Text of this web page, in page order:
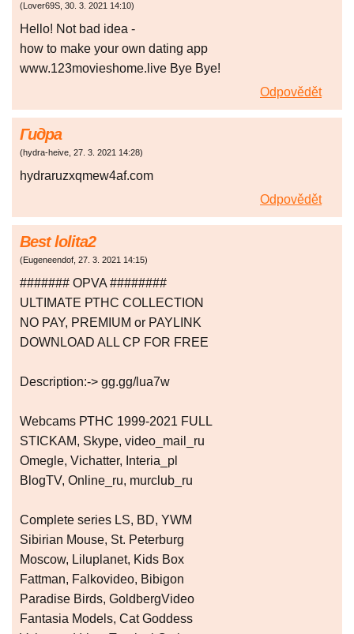
(Lover69S, 30. 3. 2021 14:10)
Hello! Not bad idea -
how to make your own dating app
www.123movieshome.live Bye Bye!
Odpovědět
Гидра
(hydra-heive, 27. 3. 2021 14:28)
hydraruzxqmew4af.com
Odpovědět
Best lolita2
(Eugeneendof, 27. 3. 2021 14:15)
####### OPVA ########
ULTIMATE РТНС COLLECTION
NO PAY, PREMIUM or PAYLINK
DOWNLOAD ALL СР FOR FREE
Description:-> gg.gg/lua7w
Webcams РТНС 1999-2021 FULL
STICKAM, Skype, video_mail_ru
Omegle, Vichatter, Interia_pl
BlogTV, Online_ru, murclub_ru
Complete series LS, BD, YWM
Sibirian Mouse, St. Peterburg
Moscow, Liluplanet, Kids Box
Fattman, Falkovideo, Bibigon
Paradise Birds, GoldbergVideo
Fantasia Models, Cat Goddess